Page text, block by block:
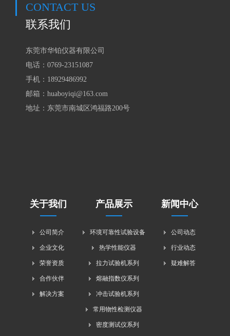
CONTACT US
联系我们
东莞市华铂仪器有限公司
电话：0769-23151087
手机：18929486992
邮箱：huaboyiqi@163.com
地址：东莞市南城区鸿福路200号
关于我们
公司简介
企业文化
荣誉资质
合作伙伴
解决方案
产品展示
环境可靠性试验设备
热学性能仪器
拉力试验机系列
熔融指数仪系列
冲击试验机系列
常用物性检测仪器
密度测试仪系列
新闻中心
公司动态
行业动态
疑难解答